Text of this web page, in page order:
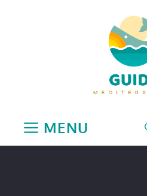
MENU